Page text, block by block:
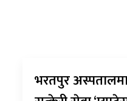
भरतपुर